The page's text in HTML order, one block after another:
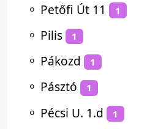
⚬ Petőfi Út 11 1
⚬ Pilis 1
⚬ Pákozd 1
⚬ Pásztó 1
⚬ Pécsi U. 1.d 1